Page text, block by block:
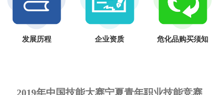
发展历程 企业资质 危化品购买须知
2019年中国技能大赛宁夏青年职业技能竞赛